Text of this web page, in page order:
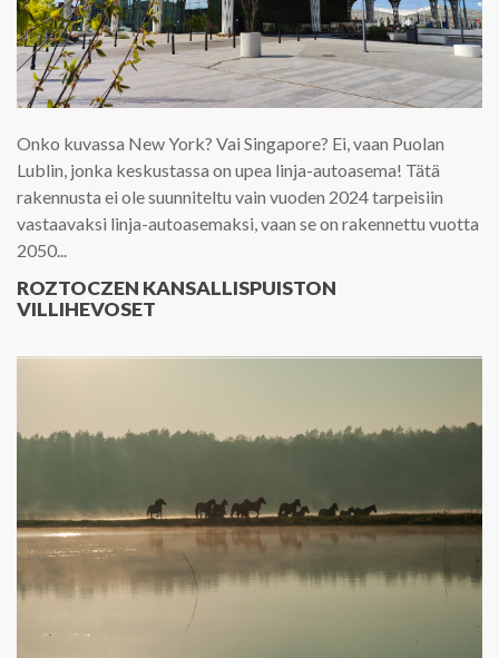
Onko kuvassa New York? Vai Singapore? Ei, vaan Puolan
Lublin, jonka keskustassa on upea linja-autoasema! Tätä
rakennusta ei ole suunniteltu vain vuoden 2024 tarpeisiin
vastaavaksi linja-autoasemaksi, vaan se on rakennettu vuotta
2050...
ROZTOCZEN KANSALLISPUISTON
VILLIHEVOSET